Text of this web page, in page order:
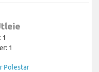
1
Polestar